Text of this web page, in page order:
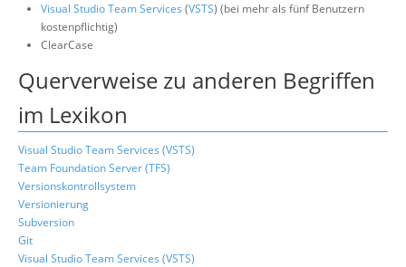
Visual Studio Team Services (VSTS) (bei mehr als fünf Benutzern
kostenpflichtig)
ClearCase
Querverweise zu anderen Begriffen
im Lexikon
Visual Studio Team Services (VSTS)
Team Foundation Server (TFS)
Versionskontrollsystem
Versionierung
Subversion
Git
Visual Studio Team Services (VSTS)